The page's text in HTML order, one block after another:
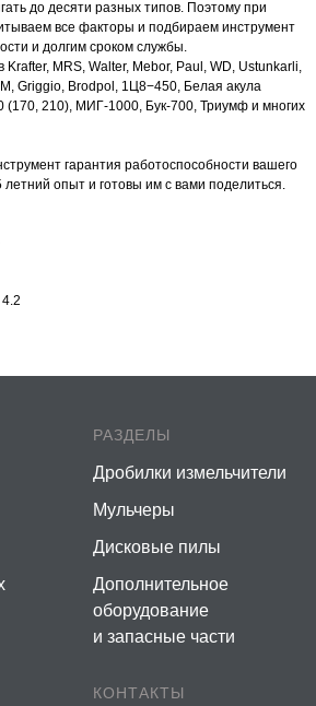
до десяти разных типов. Поэтому при
все факторы и подбираем инструмент
и долгим сроком службы.
MRS, Walter, Mebor, Paul, WD, Ustunkarli,
Griggio, Brodpol, 1Ц8−450, Белая акула
210), МИГ-1000, Бук-700, Триумф и многих
гарантия работоспособности вашего
опыт и готовы им с вами поделиться.
РАЗДЕЛЫ
Дробилки измельчители
Мульчеры
Дисковые пилы
Дополнительное
оборудование
и запасные части
КОНТАКТЫ